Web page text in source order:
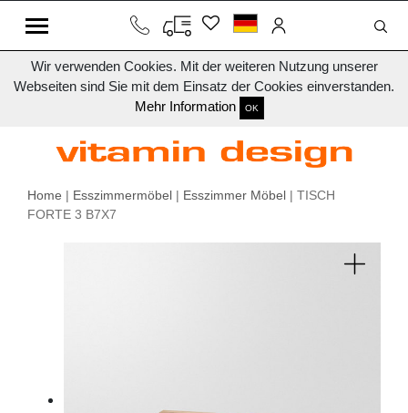
Wir verwenden Cookies. Mit der weiteren Nutzung unserer
Webseiten sind Sie mit dem Einsatz der Cookies einverstanden.
Mehr Information
OK
Home | Esszimmermöbel | Esszimmer Möbel | TISCH
FORTE 3 B7X7